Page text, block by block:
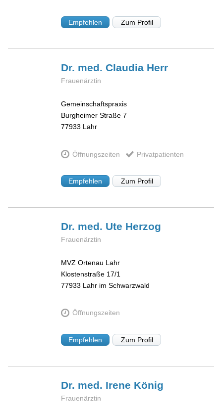
Empfehlen Zum Profil
Dr. med. Claudia Herr
Frauenärztin
Gemeinschaftspraxis
Burgheimer Straße 7
77933 Lahr
Öffnungszeiten Privatpatienten
Empfehlen Zum Profil
Dr. med. Ute Herzog
Frauenärztin
MVZ Ortenau Lahr
Klostenstraße 17/1
77933 Lahr im Schwarzwald
Öffnungszeiten
Empfehlen Zum Profil
Dr. med. Irene König
Frauenärztin